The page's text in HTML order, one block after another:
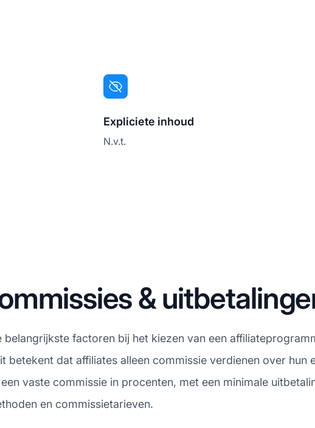
Expliciete inhoud
N.v.t.
&
belangrijkste factoren bij het kiezen van een
betekent dat affiliates alleen commissie verdienen over hun
vaste commissie in procenten, met een minimale
en commissietarieven.